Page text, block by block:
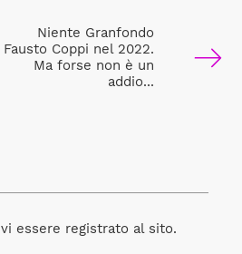
Niente Granfondo
Fausto Coppi nel 2022.
Ma forse non è un
addio...
essere registrato al sito.